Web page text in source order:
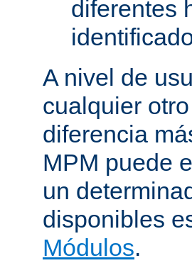
diferentes
A nivel de
cualquier
diferencia
MPM puede
un
disponibles
Módulos.